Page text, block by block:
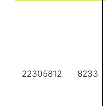
8233
22305812